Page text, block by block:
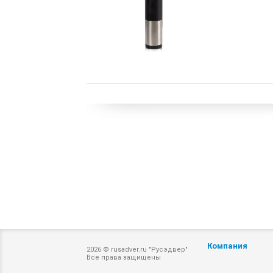
2026 © rusadver.ru "Русэдвер"
Все права защищены
Компания